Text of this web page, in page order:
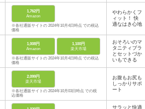
1,762円
Amazon
※各社通販サイトの 2024年10月4日時点 での税込
価格
やわらかくフ
ィット！ 快
適なはき心地
1,008円
Amazon
1,100円
楽天市場
※各社通販サイトの 2024年10月4日時点 での税込
価格
おそろいのマ
タニティブラ
とセットづか
いもできる
2,099円
楽天市場
※各社通販サイトの 2024年10月03日時点 での税
込価格
お腹もお尻も
しっかりサポ
ート
サラッと快適